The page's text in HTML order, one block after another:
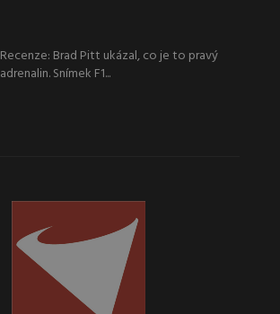
Recenze: Brad Pitt ukázal, co je to pravý
adrenalin. Snímek F1...